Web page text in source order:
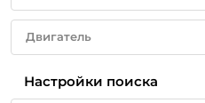
Двигатель
Настройки поиска